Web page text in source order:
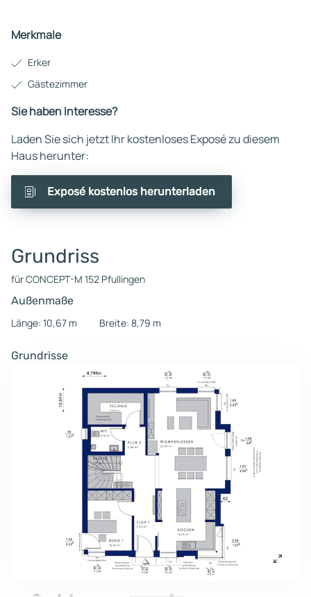
Merkmale
Erker
Gästezimmer
Sie haben Interesse?
Laden Sie sich jetzt Ihr kostenloses Exposé zu diesem
Haus herunter:
Exposé kostenlos herunterladen
Grundriss
für CONCEPT-M 152 Pfullingen
Außenmaße
Länge: 10,67 m
Breite: 8,79 m
Grundrisse